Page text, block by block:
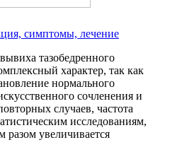
симптомы, лечение
тазобедренного
характер, так как
нормального
сочленения и
случаев, частота
исследованиям,
увеличивается